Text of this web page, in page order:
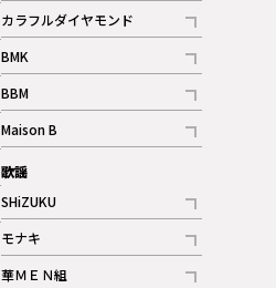
記事
カラフルダイヤモンド
記事
BMK
記事
BBM
記事
ギャラリー
Maison B
記事
歌謡
SHiZUKU
記事
モナキ
記事
華ＭＥＮ組